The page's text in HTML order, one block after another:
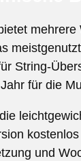
String-
für die
und